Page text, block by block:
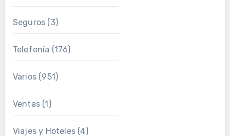
Seguros (3)
Telefonía (176)
Varios(951)
Ventas(1)
Viajes y Hoteles(4)